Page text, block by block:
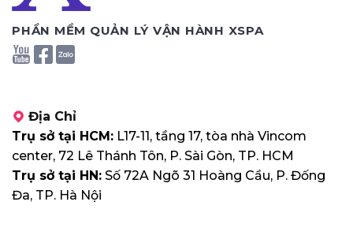
PHẦN MỀM QUẢN LÝ VẬN HÀNH XSPA
Địa Chỉ
Trụ sở tại HCM: L17-11, tầng 17, tòa nhà Vincom
center, 72 Lê Thánh Tôn, P. Sài Gòn, TP. HCM
Trụ sở tại HN: Số 72A Ngõ 31 Hoàng Cầu, P. Đống
Đa, TP. Hà Nội